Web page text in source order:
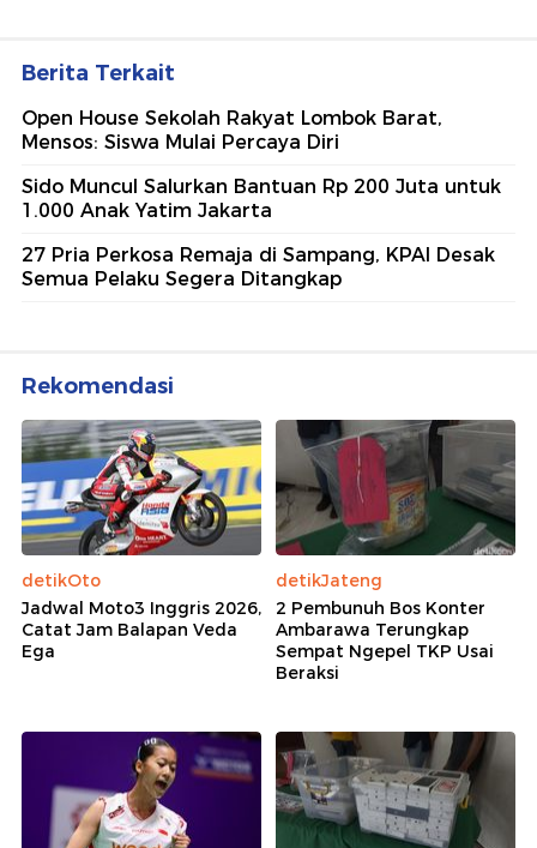
Berita Terkait
Open House Sekolah Rakyat Lombok Barat,
Mensos: Siswa Mulai Percaya Diri
Sido Muncul Salurkan Bantuan Rp 200 Juta untuk
1.000 Anak Yatim Jakarta
27 Pria Perkosa Remaja di Sampang, KPAI Desak
Semua Pelaku Segera Ditangkap
Rekomendasi
detikOto
Jadwal Moto3 Inggris 2026,
Catat Jam Balapan Veda
Ega
detikJateng
2 Pembunuh Bos Konter
Ambarawa Terungkap
Sempat Ngepel TKP Usai
Beraksi